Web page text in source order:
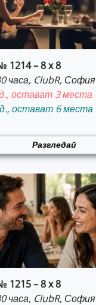
1214 – 8 x 8
часа, ClubR, София
остават 3 места
остават 6 места
Разгледай
– 8 x 8
часа, ClubR, София